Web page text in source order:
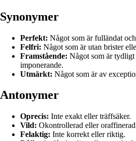
Synonymer
Perfekt: Något som är fulländat
Felfri: Något som är utan brister
Framstående: Något som är
imponerande.
Utmärkt: Något som är av
Antonymer
Oprecis: Inte exakt eller träffsäker.
Vild: Okontrollerad eller
Felaktig: Inte korrekt eller riktig.